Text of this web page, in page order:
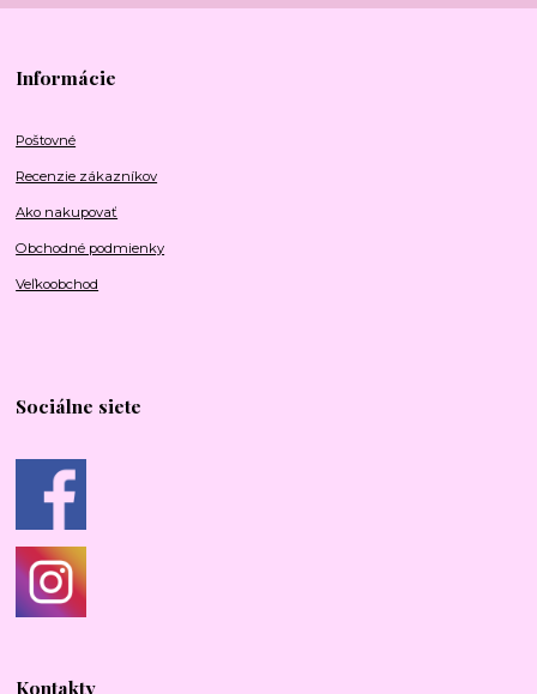
Informácie
Poštovné
Recenzie zákazníkov
Ako nakupovať
Obchodné podmienky
Veľkoobchod
Sociálne siete
Kontakty